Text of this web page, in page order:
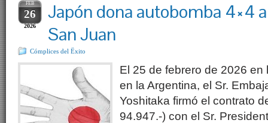
FEB
26
2026
Japón dona autobomba 4×4
San Juan
Cómplices del Ëxito
El 25 de febrero de 2026
en la Argentina, el Sr.
Yoshitaka firmó el contrato
94.947.-) con el Sr.